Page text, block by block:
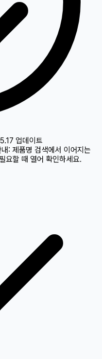
업데이트
: 제품명 검색에서 이어지는
요할 때 열어 확인하세요.